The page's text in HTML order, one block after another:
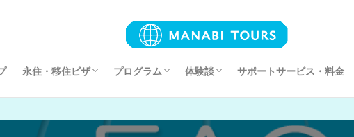
び
の過ごし方
稚園～中学校 )
)生)
）
～高校）
永住・移住ビザ
『SRRVリタイアメントビザ』申請手続き
『SRRVリタイアメントビザ』更新手続き
プログラム
ホームステイプログラム
サマーキャンププログラム
体験談
親子留学体験談
現地校留学体験談
インターンシップ体験談
語学学校留学体験談
セブ島永住・移住体験談
SDGsボランティアプログラム体験談
サポートサービス・料金